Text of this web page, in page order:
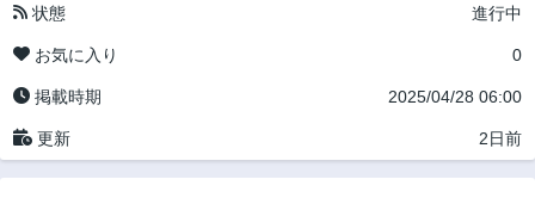
状態
進行中
お気に入り 0
掲載時期 2025/04/28 06:00
更新 2日前